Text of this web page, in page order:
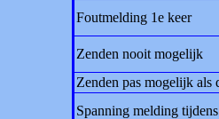
Foutmelding 1e keer
Zenden nooit mogelijk
Zenden pas mogelijk als
Spanning melding